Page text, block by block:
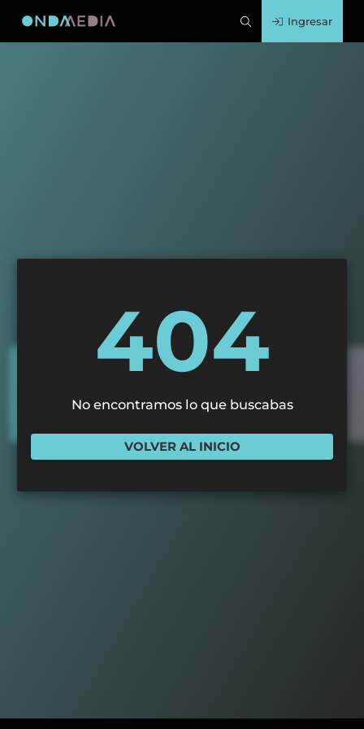
Ingresar
404
No encontramos lo que buscabas
VOLVER AL INICIO